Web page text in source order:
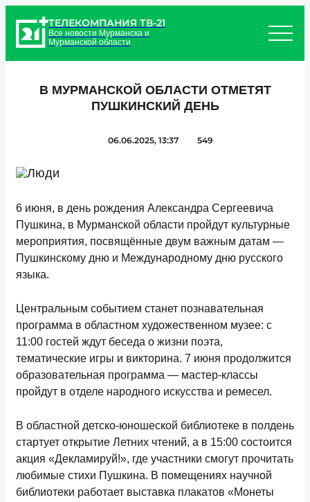
ТЕЛЕКОМПАНИЯ ТВ-21
Все новости Мурманска и
Мурманской области
В МУРМАНСКОЙ ОБЛАСТИ ОТМЕТЯТ
ПУШКИНСКИЙ ДЕНЬ
06.06.2025, 13:37 549
6 июня, в день рождения Александра Сергеевича
Пушкина, в Мурманской области пройдут культурные
мероприятия, посвящённые двум важным датам —
Пушкинскому дню и Международному дню русского
языка.
Центральным событием станет познавательная
программа в областном художественном музее: с
11:00 гостей ждут беседа о жизни поэта,
тематические игры и викторина. 7 июня продолжится
образовательная программа — мастер-классы
пройдут в отделе народного искусства и ремесел.
В областной детско-юношеской библиотеке в полдень
стартует открытие Летних чтений, а в 15:00 состоится
акция «Декламируй!», где участники смогут прочитать
любимые стихи Пушкина. В помещениях научной
библиотеки работает выставка плакатов «Монеты